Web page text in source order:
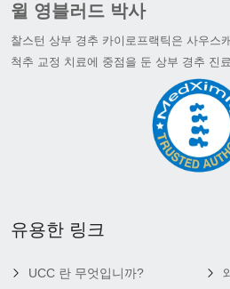
윌 영블러드 박사
찰스턴 상부 경추 카이로프랙틱은 사우스
척추 교정 치료에 중점을 둔 상부 경추 진
유용한 링크
UCC 란 무엇입니까?